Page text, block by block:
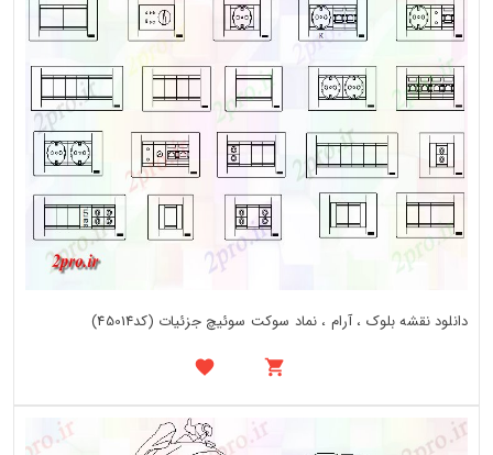
دانلود نقشه بلوک ، آرام ، نماد سوکت سوئیچ جزئیات (کد45014)